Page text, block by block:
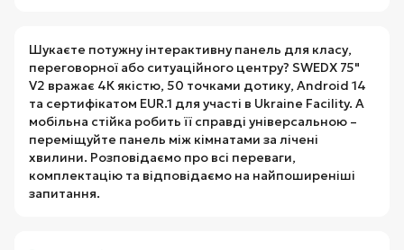
Шукаєте потужну інтерактивну панель для класу,
переговорної або ситуаційного центру? SWEDX 75"
V2 вражає 4К якістю, 50 точками дотику, Android 14
та сертифікатом EUR.1 для участі в Ukraine Facility. А
мобільна стійка робить її справді універсальною –
переміщуйте панель між кімнатами за лічені
хвилини. Розповідаємо про всі переваги,
комплектацію та відповідаємо на найпоширеніші
запитання.